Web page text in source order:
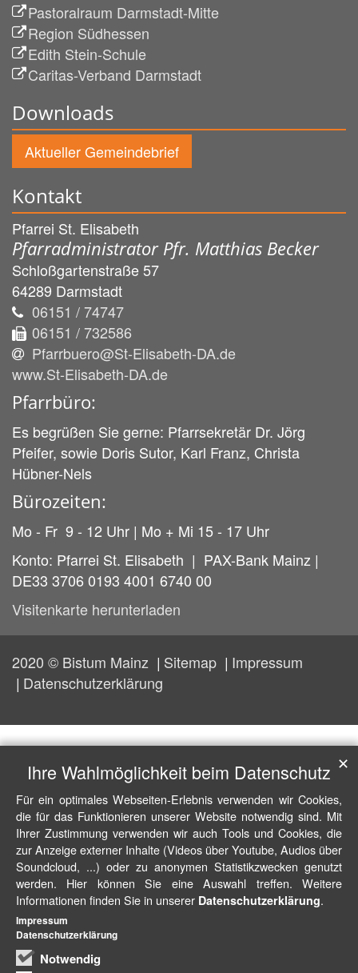
Pastoralraum Darmstadt-Mitte
Region Südhessen
Edith Stein-Schule
Caritas-Verband Darmstadt
Downloads
Aktueller Gemeindebrief
Kontakt
Pfarrei St. Elisabeth
Pfarradministrator Pfr. Matthias Becker
Schloßgartenstraße 57
64289 Darmstadt
06151 / 74747
06151 / 732586
Pfarrbuero@St-Elisabeth-DA.de
www.St-Elisabeth-DA.de
Pfarrbüro:
Es begrüßen Sie gerne: Pfarrsekretär Dr. Jörg
Pfeifer, sowie Doris Sutor, Karl Franz, Christa
Hübner-Nels
Bürozeiten:
Mo - Fr 9 - 12 Uhr | Mo + Mi 15 - 17 Uhr
Konto: Pfarrei St. Elisabeth | PAX-Bank Mainz |
DE33 3706 0193 4001 6740 00
Visitenkarte herunterladen
2020 © Bistum Mainz Sitemap
Impressum
Datenschutzerklärung
Ihre Wahlmöglichkeit beim Datenschutz
Für ein optimales Webseiten-Erlebnis verwenden wir Cookies,
die für das Funktionieren unserer Website notwendig sind. Mit
Ihrer Zustimmung verwenden wir auch Tools und Cookies, die
zur Anzeige externer Inhalte (Videos über Youtube, Audios über
Soundcloud, ...) oder zu anonymen Statistikzwecken genutzt
werden. Hier können Sie eine Auswahl treffen. Weitere
Informationen finden Sie in unserer Datenschutzerklärung.
Notwendig
✕
Impressum
Datenschutzerklärung